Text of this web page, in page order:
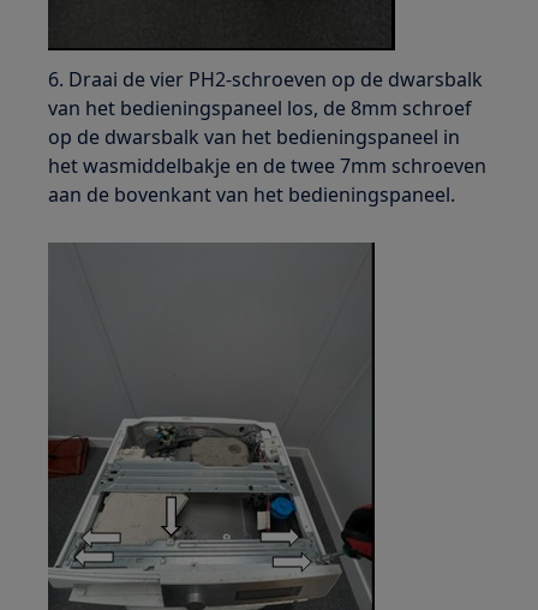
6. Draai de vier PH2-schroeven op de dwarsbalk
van het bedieningspaneel los, de 8mm schroef
op de dwarsbalk van het bedieningspaneel in
het wasmiddelbakje en de twee 7mm schroeven
aan de bovenkant van het bedieningspaneel.